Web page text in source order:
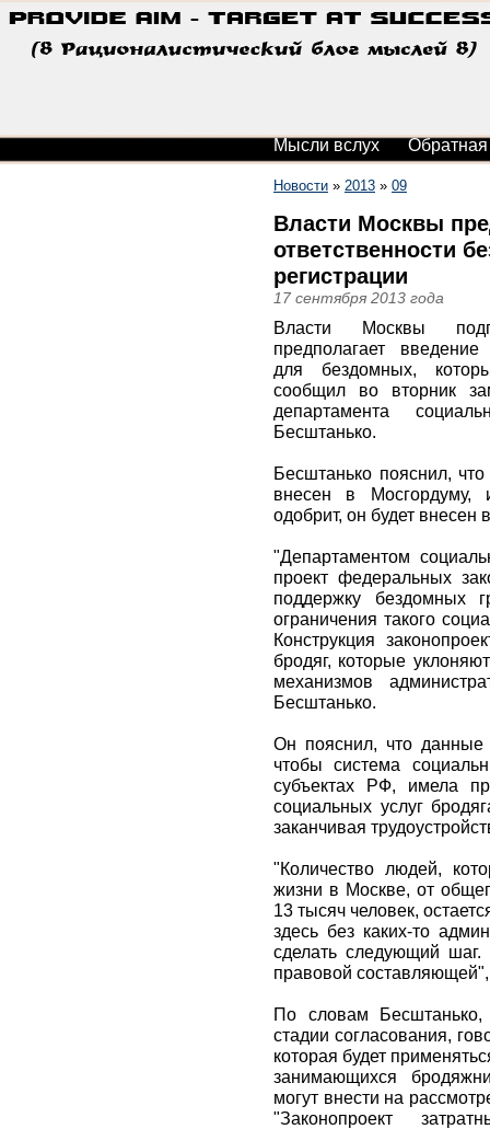
Мысли вслух Обратная
Новости » 2013 » 09
Власти Москвы
ответственности
регистрации
17 сентября 2013 года
Власти Москвы
предполагает введение
для бездомных,
сообщил во вторник
департамента
Бесштанько.
Бесштанько пояснил, что
внесен в Мосгордуму,
одобрит, он будет внесен
"Департаментом
проект федеральных
поддержку бездомных
ограничения такого
Конструкция
бродяг, которые
механизмов
Бесштанько.
Он пояснил, что данные
чтобы система
субъектах РФ, имела
социальных услуг
заканчивая
"Количество людей,
жизни в Москве, от
13 тысяч человек,
здесь без каких-то
сделать следующий
правовой составляющей",
По словам Бесштанько,
стадии согласования,
которая будет
занимающихся
могут внести на
"Законопроект